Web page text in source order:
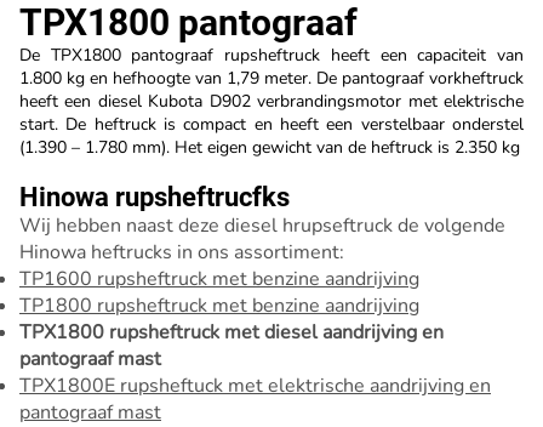
TPX1800 pantograaf
De TPX1800 pantograaf rupsheftruck heeft een capaciteit van
1.800 kg en hefhoogte van 1,79 meter. De pantograaf vorkheftruck
heeft een diesel Kubota D902 verbrandingsmotor met elektrische
start. De heftruck is compact en heeft een verstelbaar onderstel
(1.390 – 1.780 mm). Het eigen gewicht van de heftruck is 2.350 kg
Hinowa rupsheftrucfks
Wij hebben naast deze diesel hrupseftruck de volgende
Hinowa heftrucks in ons assortiment:
TP1600 rupsheftruck met benzine aandrijving
TP1800 rupsheftruck met benzine aandrijving
TPX1800 rupsheftruck met diesel aandrijving en
pantograaf mast
TPX1800E rupsheftuck met elektrische aandrijving en
pantograaf mast